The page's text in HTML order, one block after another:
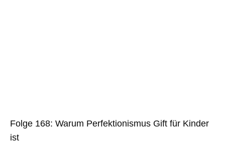
Folge 168: Warum Perfektionismus Gift für Kinder
ist